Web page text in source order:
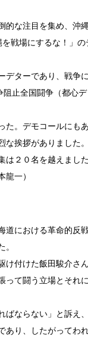
的な注目を集め、沖
戦場にするな！」の
デターであり、戦争
阻止全国闘争（都心デ
た。デモコールにも
な挨拶がありました
２０名を越えました
一）
道における革命的反
け付けた飯田駿介さ
って闘う立場とそれ
ばならない」と訴え
あり、したがってわ